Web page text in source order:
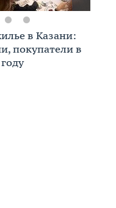
в Казани:
покупатели в